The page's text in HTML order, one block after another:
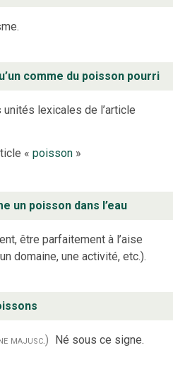
comme du poisson pourri
lexicales de l’article
« poisson»
un poisson dans l’eau
être parfaitement à l’aise
domaine, une activité, etc.).
majusc.) Né sous ce signe.